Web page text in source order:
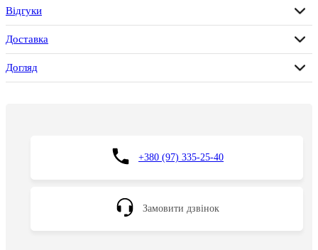
Відгуки
Доставка
Догляд
+380 (97) 335-25-40
Замовити дзвінок